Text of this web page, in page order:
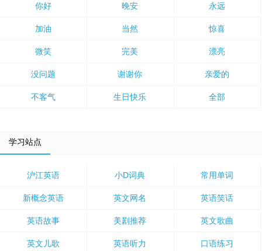
你好 晚安 永远
加油 当然 惊喜
微笑 完美 漂亮
没问题 谢谢你 亲爱的
不客气 生日快乐 全部
学习站点
沪江英语 小D词典 常用单词
新概念英语 英文网名 英语笑话
英语故事 美剧推荐 英文歌曲
英文儿歌 英语听力 口语练习